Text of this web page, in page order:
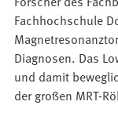
Fachhochschule
Diagnosen. Das
und damit
der großen MRT-